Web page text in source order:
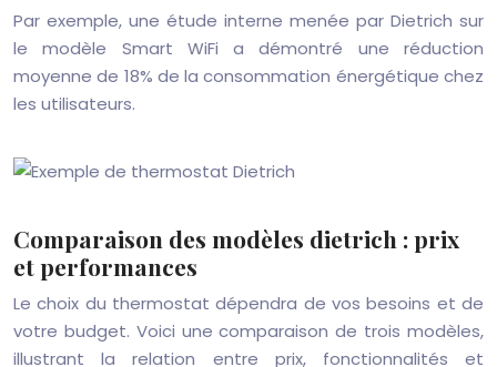
Par exemple, une étude interne menée par Dietrich sur
le modèle Smart WiFi a démontré une réduction
moyenne de 18% de la consommation énergétique chez
les utilisateurs.
Comparaison des modèles dietrich : prix
et performances
Le choix du thermostat dépendra de vos besoins et de
votre budget. Voici une comparaison de trois modèles,
illustrant la relation entre prix, fonctionnalités et